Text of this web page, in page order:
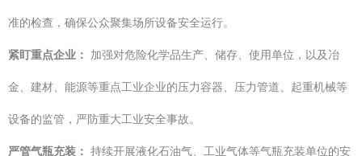
准的检查，确保公众聚集场所设备安全运行。
紧盯重点企业： 加强对危险化学品生产、储存、使用单位，以及冶
金、建材、能源等重点工业企业的压力容器、压力管道、起重机械等
设备的监管，严防重大工业安全事故。
严管气瓶充装： 持续开展液化石油气、工业气体等气瓶充装单位的安